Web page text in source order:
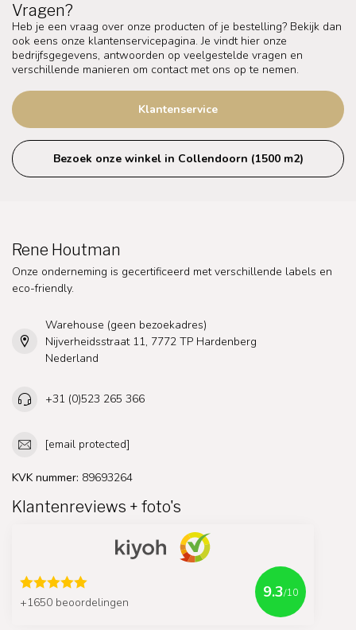
Vragen?
Heb je een vraag over onze producten of je bestelling? Bekijk dan
ook eens onze klantenservicepagina. Je vindt hier onze
bedrijfsgegevens, antwoorden op veelgestelde vragen en
verschillende manieren om contact met ons op te nemen.
Klantenservice
Bezoek onze winkel in Collendoorn (1500 m2)
Rene Houtman
Onze onderneming is gecertificeerd met verschillende labels en
eco-friendly.
Warehouse (geen bezoekadres)
Nijverheidsstraat 11, 7772 TP Hardenberg
Nederland
+31 (0)523 265 366
[email protected]
KVK nummer: 89693264
Klantenreviews + foto's
+1650 beoordelingen
9.3/10